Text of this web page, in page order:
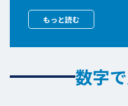
もっと読む
数字